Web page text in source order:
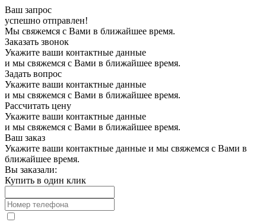
Ваш запрос
успешно отправлен!
Мы свяжемся с Вами в ближайшее время.
Заказать звонок
Укажите ваши контактные данные
и мы свяжемся с Вами в ближайшее время.
Задать вопрос
Укажите ваши контактные данные
и мы свяжемся с Вами в ближайшее время.
Рассчитать цену
Укажите ваши контактные данные
и мы свяжемся с Вами в ближайшее время.
Ваш заказ
Укажите ваши контактные данные и мы свяжемся с Вами в
ближайшее время.
Вы заказали:
Купить в один клик